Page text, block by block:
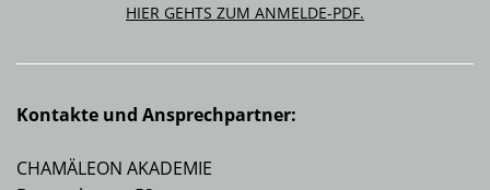
HIER GEHTS ZUM ANMELDE-PDF.
Kontakte und Ansprechpartner:
CHAMÄLEON AKADEMIE